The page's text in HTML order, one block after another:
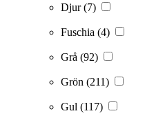
Djur(7)
Fuschia (4)
Grå (92)
Grön (211)
Gul (117)